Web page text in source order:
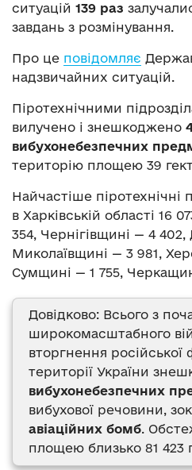
ситуацій 139 раз
завдань з розмінування.
Про це повідомляє
надзвичайних ситуацій.
Піротехнічними
вилучено і знешкоджено
вибухонебезпечних
територію площею 39
Найчастіше піротехнічні
в Харківській області 16
354, Чернігівщині — 4
Миколаївщині — 3 981,
Сумщині — 1 755,
Довідково: Всього з
широкомасштабного
вторгнення російської
території України
вибухонебезпечних
вибухової речовини,
авіаційних бомб.
площею близько 81 423